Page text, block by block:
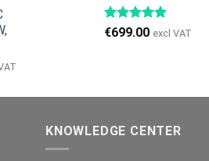
€699.00 excl VAT
KNOWLEDGE CENTER